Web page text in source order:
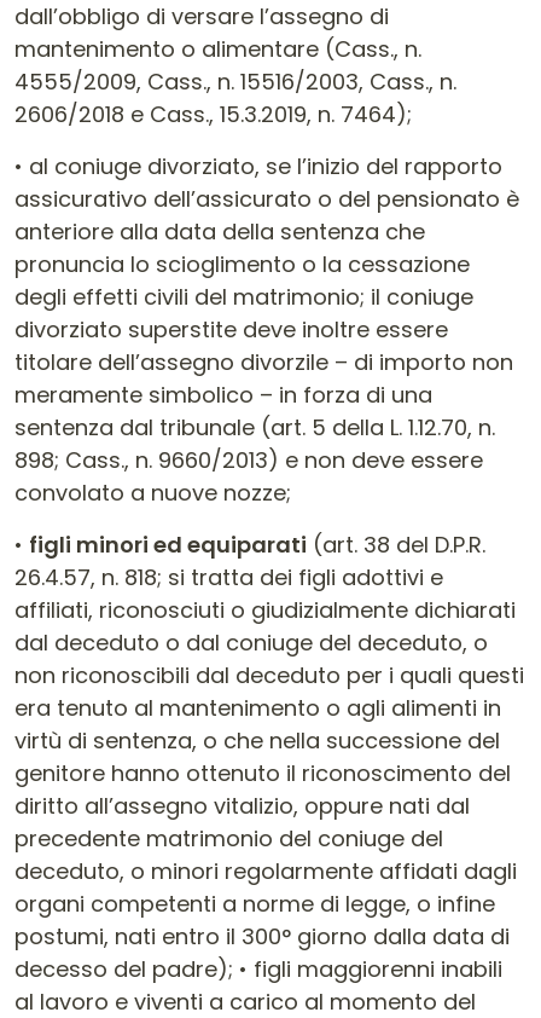
dall’obbligo di versare l’assegno di
mantenimento o alimentare (Cass., n.
4555/2009, Cass., n. 15516/2003, Cass., n.
2606/2018 e Cass., 15.3.2019, n. 7464);
• al coniuge divorziato, se l’inizio del rapporto
assicurativo dell’assicurato o del pensionato è
anteriore alla data della sentenza che
pronuncia lo scioglimento o la cessazione
degli effetti civili del matrimonio; il coniuge
divorziato superstite deve inoltre essere
titolare dell’assegno divorzile – di importo non
meramente simbolico – in forza di una
sentenza dal tribunale (art. 5 della L. 1.12.70, n.
898; Cass., n. 9660/2013) e non deve essere
convolato a nuove nozze;
• figli minori ed equiparati (art. 38 del D.P.R.
26.4.57, n. 818; si tratta dei figli adottivi e
affiliati, riconosciuti o giudizialmente dichiarati
dal deceduto o dal coniuge del deceduto, o
non riconoscibili dal deceduto per i quali questi
era tenuto al mantenimento o agli alimenti in
virtù di sentenza, o che nella successione del
genitore hanno ottenuto il riconoscimento del
diritto all’assegno vitalizio, oppure nati dal
precedente matrimonio del coniuge del
deceduto, o minori regolarmente affidati dagli
organi competenti a norme di legge, o infine
postumi, nati entro il 300° giorno dalla data di
decesso del padre); • figli maggiorenni inabili
al lavoro e viventi a carico al momento del